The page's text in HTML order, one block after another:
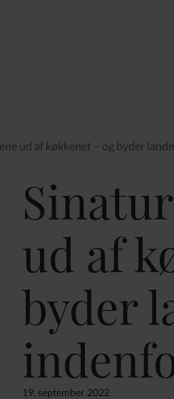
ud af køkkenet – og byder
ud af
byder
19. september 2022